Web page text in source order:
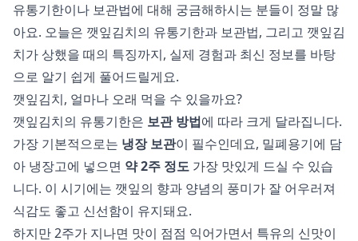
유통기한이나 보관법에 대해 궁금해하시는 분들이 정말 많
아요. 오늘은 깻잎김치의 유통기한과 보관법, 그리고 깻잎김
치가 상했을 때의 특징까지, 실제 경험과 최신 정보를 바탕
으로 알기 쉽게 풀어드릴게요.
깻잎김치, 얼마나 오래 먹을 수 있을까요?
깻잎김치의 유통기한은 보관 방법에 따라 크게 달라집니다.
가장 기본적으로는 냉장 보관이 필수인데요, 밀폐용기에 담
아 냉장고에 넣으면 약 2주 정도 가장 맛있게 드실 수 있습
니다. 이 시기에는 깻잎의 향과 양념의 풍미가 잘 어우러져
식감도 좋고 신선함이 유지돼요.
하지만 2주가 지나면 맛이 점점 익어가면서 특유의 신맛이